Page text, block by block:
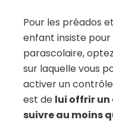
Pour les préados
enfant insiste
parascolaire,
sur laquelle vous
activer un
est de lui offrir un
suivre au moins